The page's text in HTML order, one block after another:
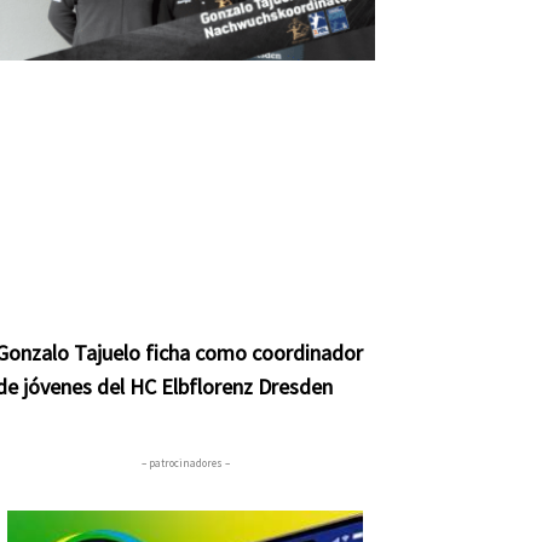
Tajuelo ficha como coordinador
jóvenes del HC Elbflorenz Dresden
– patrocinadores –